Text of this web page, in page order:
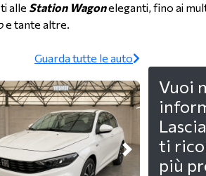
alle Station Wagoneleganti, fino ai
e tante altre.
Guarda tutte le auto
Vuoi
ti
più